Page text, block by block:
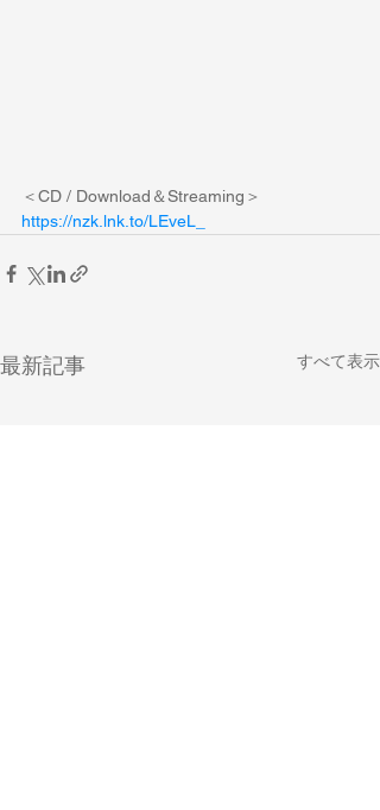
＜CD / Download＆Streaming＞
https://nzk.lnk.to/LEveL_
最新記事 すべて表示